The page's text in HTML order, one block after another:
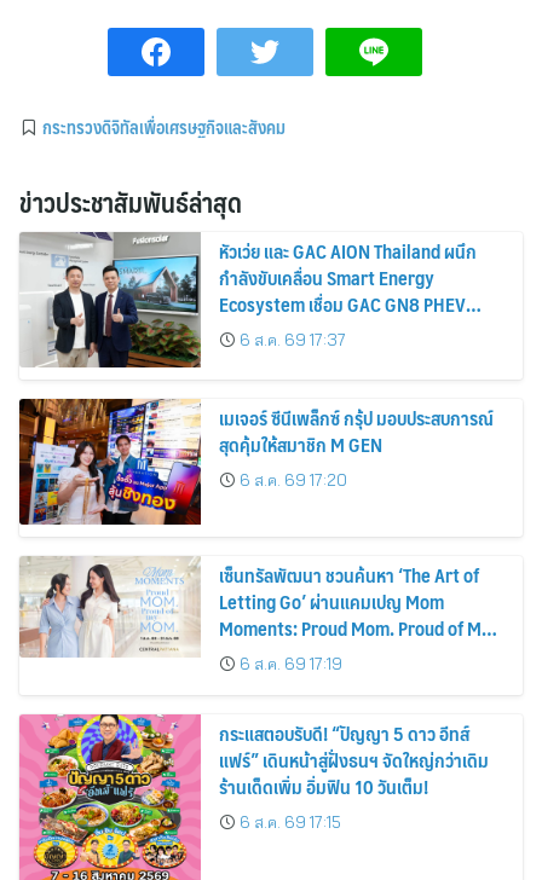
กระทรวงดิจิทัลเพื่อเศรษฐกิจและสังคม
ข่าวประชาสัมพันธ์ล่าสุด
หัวเว่ย และ GAC AION Thailand ผนึก
กำลังขับเคลื่อน Smart Energy
Ecosystem เชื่อม GAC GN8 PHEV
รถยนต์ MPV ระดับพรีเมียม เข้ากับ
พลังงานแสงอาทิตย์ภายในบ้าน
6 ส.ค. 69 17:37
เมเจอร์ ซีนีเพล็กซ์ กรุ้ป มอบประสบการณ์
สุดคุ้มให้สมาชิก M GEN
6 ส.ค. 69 17:20
เซ็นทรัลพัฒนา ชวนค้นหา ‘The Art of
Letting Go’ ผ่านแคมเปญ Mom
Moments: Proud Mom. Proud of My
Mom.6 ส.ค. 69 17:19
กระแสตอบรับดี! “ปัญญา 5 ดาว อีทส์
แฟร์” เดินหน้าสู่ฝั่งธนฯ จัดใหญ่กว่าเดิม
ร้านเด็ดเพิ่ม อิ่มฟิน 10 วันเต็ม!
6 ส.ค. 69 17:15